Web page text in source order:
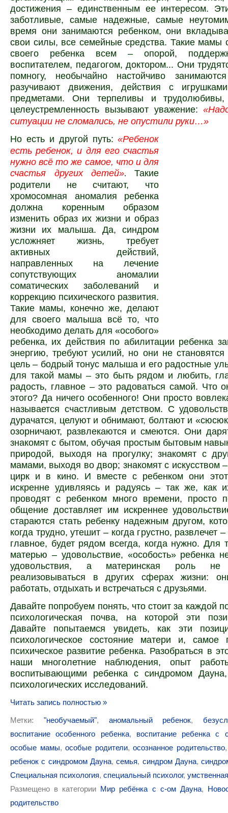
достижения – единственным ее интересом.
заботливые, самые надежные, самые
время они занимаются ребенком, они
свои силы, все семейные средства. Такие мамы
своего ребенка всем – опорой,
воспитателем, педагогом, доктором... Они
помногу, необычайно настойчиво
разучивают движения, действия с
предметами. Они терпеливы и
целеустремленность вызывают уважение:
ситуации не сломались, не опустили руки…»
Но есть и другой путь: «Ребенок
есть ребенок, и для его счастья
нужно всё то же самое, что и для
счастья других детей».Такие
родители не считают, что
хромосомная аномалия ребенка
должна коренным образом
изменить образ их жизни и образ
жизни их малыша. Да, синдром
усложняет жизнь, требует
активных действий,
направленных на лечение
сопутствующих аномалии
соматических заболеваний и
коррекцию психического развития.
Такие мамы, конечно же, делают
для своего малыша всё то, что
необходимо делать для «особого»
ребенка, их действия по абилитации ребенка
энергию, требуют усилий, но они не
цель – бодрый тонус малыша и его радостные
для такой мамы – это быть рядом и любить,
радость, главное – это радоваться самой. Что
этого? Да ничего особенного! Они просто
называется счастливым детством. С
дурачатся, целуют и обнимают, болтают и
озорничают, развлекаются и смеются. Они
знакомят с бытом, обучая простым бытовым
природой, выходя на прогулку; знакомят с
мамами, выходя во двор; знакомят с искусством
цирк и в кино. И вместе с ребенком они
искренне удивляясь и радуясь – так же,
проводят с ребенком много времени, просто
общение доставляет им искреннее
стараются стать ребенку надежным другом,
когда трудно, утешит – когда грустно, развлечет
главное, будет рядом всегда, когда нужно. Для
матерью – удовольствие, «особость» ребенка
удовольствия, а материнская роль
реализовываться в других сферах жизни:
работать, отдыхать и встречаться с друзьями.
Давайте попробуем понять, что стоит за каждой
психологическая почва, на которой эти
Давайте попытаемся увидеть, как эти
психологическое состояние матери и,
психическое развитие ребенка. Разобраться в
наши многолетние наблюдения, опыт
воспитывающими ребенка с синдромом
психологических исследований.
Читать запись полностью »
Метки: "необучаемый", аномальный ребенок,
воспитание особенного ребенка, воспитание ребенка с
особые мамы, особые родители, осознанное родительство
ребенок с синдромом Дауна,семья, синдром Дауна,
Специальная психология, специальный психолог,
Размещено в категории Мир ребёнка с с-ом Дауна,
родительство